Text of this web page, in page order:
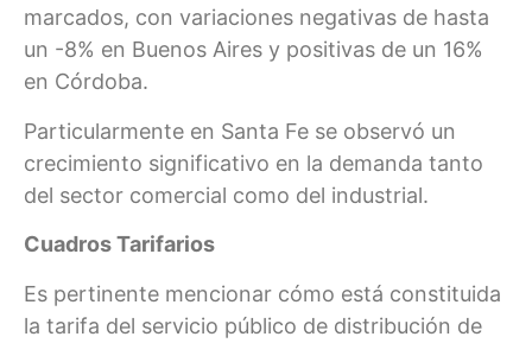
marcados, con variaciones negativas de hasta
un -8% en Buenos Aires y positivas de un 16%
en Córdoba.
Particularmente en Santa Fe se observó un
crecimiento significativo en la demanda tanto
del sector comercial como del industrial.
Cuadros Tarifarios
Es pertinente mencionar cómo está constituida
la tarifa del servicio público de distribución de